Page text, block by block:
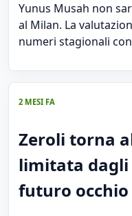
Yunus Musah non
al Milan. La
numeri stagionali
2 MESI FA
Zeroli torna
limitata
futuro